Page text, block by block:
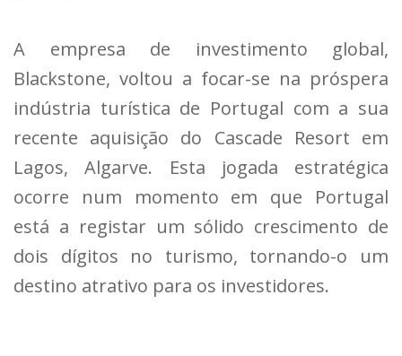
A empresa de investimento global,
Blackstone, voltou a focar-se na próspera
indústria turística de Portugal com a sua
recente aquisição do Cascade Resort em
Lagos, Algarve. Esta jogada estratégica
ocorre num momento em que Portugal
está a registar um sólido crescimento de
dois dígitos no turismo, tornando-o um
destino atrativo para os investidores.